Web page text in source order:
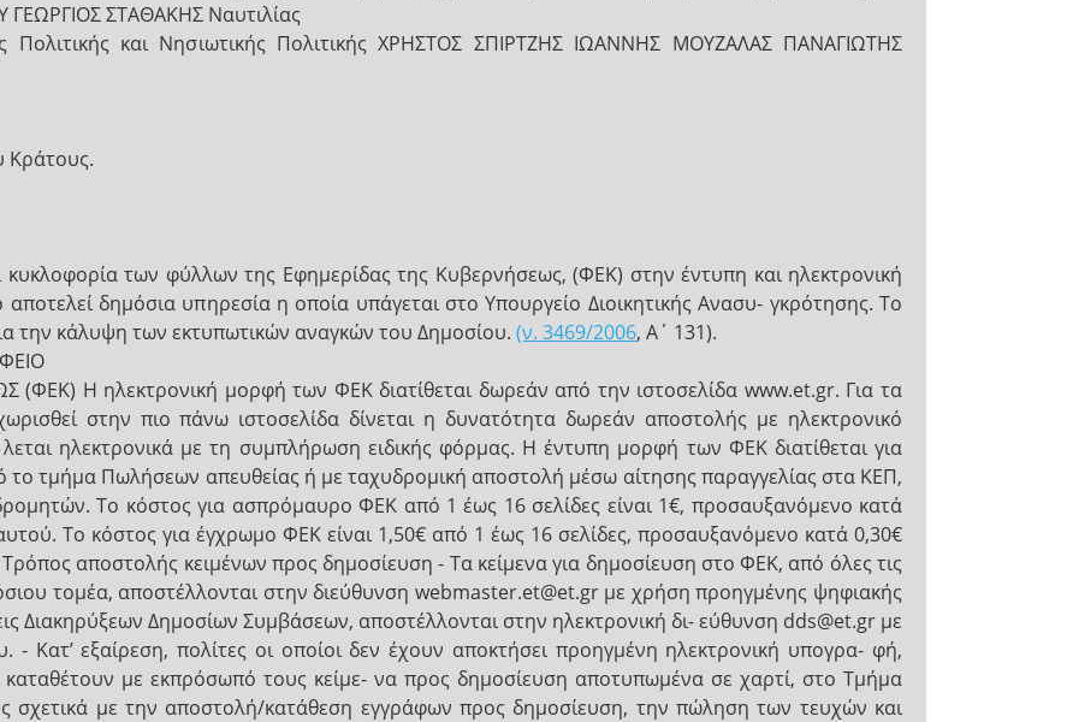
ΓΕΩΡΓΙΟΣ ΣΤΑΘΑΚΗΣ Ναυτιλίας
Πολιτικής και Νησιωτικής Πολιτικής ΧΡΗΣΤΟΣ ΣΠΙΡΤΖΗΣ ΙΩΑΝΝΗΣ ΜΟΥΖΑΛΑΣ ΠΑΝΑΓΙΩΤΗΣ
Κράτους.
κυκλοφορία των φύλλων της Εφημερίδας της Κυβερνήσεως, (ΦΕΚ) στην έντυπη και ηλεκτρονική
δημόσια υπηρεσία η οποία υπάγεται στο Υπουργείο Διοικητικής Ανασυ- γκρότησης. Το
την κάλυψη των εκτυπωτικών αναγκών του Δημοσίου. (ν. 3469/2006, Α΄ 131).
Η ηλεκτρονική μορφή των ΦΕΚ διατίθεται δωρεάν από την ιστοσελίδα www.et.gr. Για τα
στην πιο πάνω ιστοσελίδα δίνεται η δυνατότητα δωρεάν αποστολής με ηλεκτρονικό
ηλεκτρονικά με τη συμπλήρωση ειδικής φόρμας. Η έντυπη μορφή των ΦΕΚ διατίθεται για
τμήμα Πωλήσεων απευθείας ή με ταχυδρομική αποστολή μέσω αίτησης παραγγελίας στα ΚΕΠ,
Tο κόστος για ασπρόμαυρο ΦΕΚ από 1 έως 16 σελίδες είναι 1€, προσαυξανόμενο κατά
Το κόστος για έγχρωμο ΦΕΚ είναι 1,50€ από 1 έως 16 σελίδες, προσαυξανόμενο κατά 0,30€
αποστολής κειμένων προς δημοσίευση - Τα κείμενα για δημοσίευση στο ΦΕΚ, από όλες τις
τομέα, αποστέλλονται στην διεύθυνση webmaster.et@et.gr με χρήση προηγμένης ψηφιακής
Διακηρύξεων Δημοσίων Συμβάσεων, αποστέλλονται στην ηλεκτρονική δι- εύθυνση dds@et.gr με
Κατ’ εξαίρεση, πολίτες οι οποίοι δεν έχουν αποκτήσει προηγμένη ηλεκτρονική υπογρα- φή,
με εκπρόσωπό τους κείμε- να προς δημοσίευση αποτυπωμένα σε χαρτί, στο Τμήμα
σχετικά με την αποστολή/κατάθεση εγγράφων προς δημοσίευση, την πώληση των τευχών και